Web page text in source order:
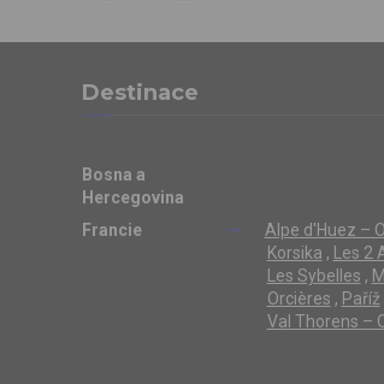
Destinace
Bosna a
Hercegovina
Francie
Alpe d'Huez –
Korsika , Les 2
Les Sybelles ,
Orcières , Paříž
Val Thorens –